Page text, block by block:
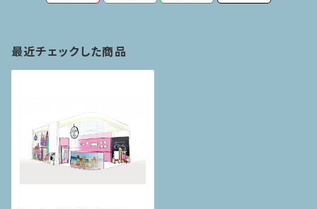
最近チェックした商品